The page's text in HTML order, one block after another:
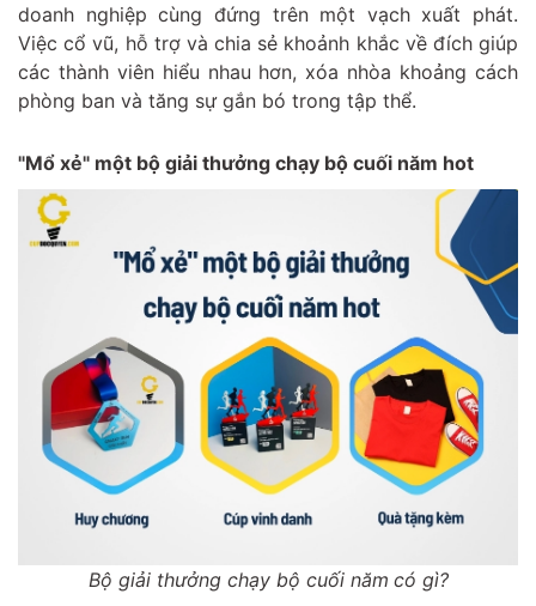
doanh nghiệp cùng đứng trên một vạch xuất phát.
Việc cổ vũ, hỗ trợ và chia sẻ khoảnh khắc về đích giúp
các thành viên hiểu nhau hơn, xóa nhòa khoảng cách
phòng ban và tăng sự gắn bó trong tập thể.
"Mổ xẻ" một bộ giải thưởng chạy bộ cuối năm hot
Bộ giải thưởng chạy bộ cuối năm có gì?